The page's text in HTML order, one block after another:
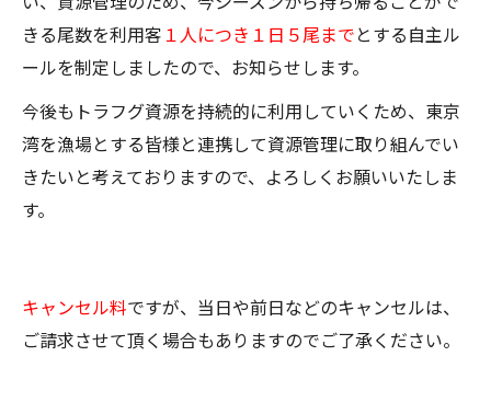
きる尾数を利用客 １人につき１日５尾までとする自主ル
ールを制定しましたので、お知らせします。
今後もトラフグ資源を持続的に利用していくため、東京
湾を漁場とする皆様と連携して資源管理に取り組んでい
きたいと考えておりますので、よろしくお願いいたしま
す。
キャンセル料ですが、当日や前日などのキャンセルは、
ご請求させて頂く場合もありますのでご了承ください。